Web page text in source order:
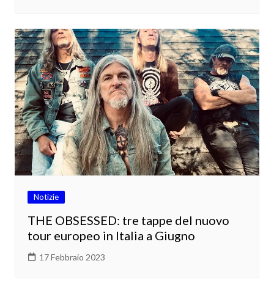
Notizie
THE OBSESSED: tre tappe del nuovo
tour europeo in Italia a Giugno
17 Febbraio 2023